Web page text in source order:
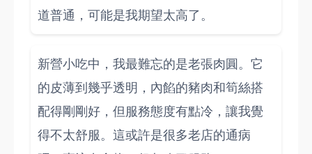
道普通，可能是我期望太高了。
新營小吃中，我最難忘的是老張肉圓。它
的皮薄到幾乎透明，內餡的豬肉和筍絲搭
配得剛剛好，但服務態度有點冷，讓我覺
得不太舒服。這或許是很多老店的通病